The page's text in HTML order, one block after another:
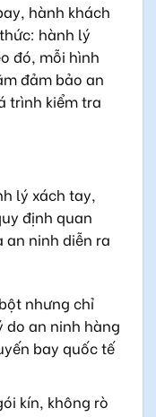
hành khách
hành lý
đó, mỗi hình
đảm bảo an
trình kiểm tra
lý xách tay,
định quan
an ninh diễn ra
nhưng chỉ
do an ninh hàng
bay quốc tế
kín, không rò